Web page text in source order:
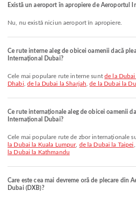
Există un aeroport în apropiere de Aeroportul
Nu, nu există niciun aeroport în apropiere.
Ce rute interne aleg de obicei oamenii dacă
Internațional Dubai?
Cele mai populare rute interne suntde la
Dhabi de la Dubai la Sharjah ,de la Dubai la
Ce rute internaționale aleg de obicei oamenii
Internațional Dubai?
Cele mai populare rute de zbor internaționale
la Dubai la Kuala Lumpur, de la Dubai la Taipei
la Dubai la Kathmandu
Care este cea mai devreme oră de plecare din
Dubai (DXB)?